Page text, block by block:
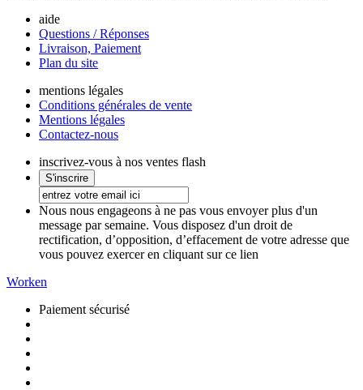
aide
Questions / Réponses
Livraison, Paiement
Plan du site
mentions légales
Conditions générales de vente
Mentions légales
Contactez-nous
inscrivez-vous à nos ventes flash
Nous nous engageons à ne pas vous envoyer plus d'un
message par semaine. Vous disposez d'un droit de
rectification, d’opposition, d’effacement de votre adresse que
vous pouvez exercer en cliquant sur ce lien
Worken
Paiement sécurisé